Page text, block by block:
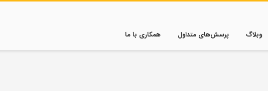
وبلاگ پرسش‌های متداول همکاری با ما